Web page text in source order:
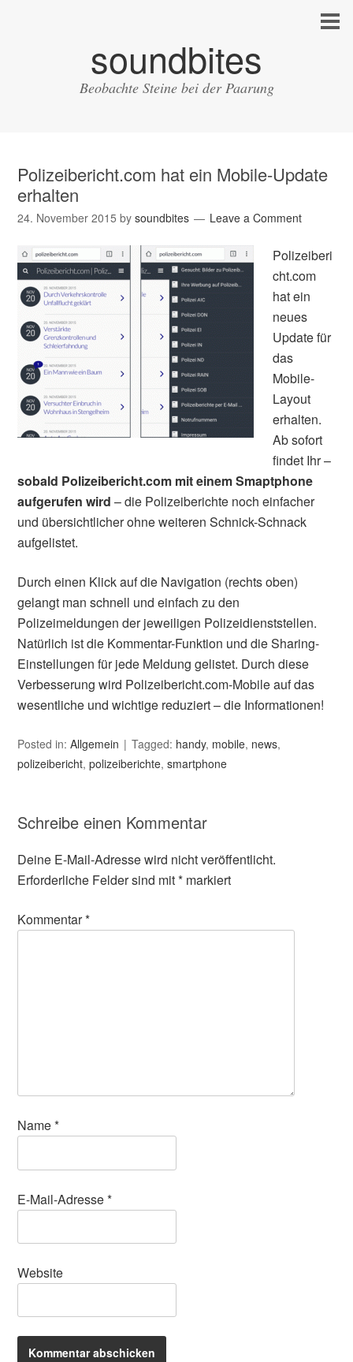
soundbites
Beobachte Steine bei der Paarung
Polizeibericht.com hat ein Mobile-Update
erhalten
24. November 2015 bysoundbites Leave a Comment
Polizeiberi
cht.com
hat ein
neues
Update für
das
Mobile-
Layout
erhalten.
Ab sofort
findet Ihr –
sobald Polizeibericht.com mit einem Smaptphone
aufgerufen wird – die Polizeiberichte noch einfacher
und übersichtlicher ohne weiteren Schnick-Schnack
aufgelistet.
Durch einen Klick auf die Navigation (rechts oben)
gelangt man schnell und einfach zu den
Polizeimeldungen der jeweiligen Polizeidienststellen.
Natürlich ist die Kommentar-Funktion und die Sharing-
Einstellungen für jede Meldung gelistet. Durch diese
Verbesserung wird Polizeibericht.com-Mobile auf das
wesentliche und wichtige reduziert – die Informationen!
Posted in:Allgemein Tagged: handy, mobile, news,
polizeibericht,polizeiberichte,smartphone
Schreibe einen Kommentar
Deine E-Mail-Adresse wird nicht veröffentlicht.
Erforderliche Felder sind mit* markiert
Kommentar*
Name*
E-Mail-Adresse*
Website